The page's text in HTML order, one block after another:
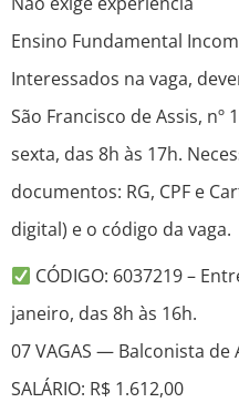
Ensino Fundamental
Interessados na vaga,
São Francisco de Assis, nº
sexta, das 8h às 17h.
documentos: RG, CPF e
digital) e o código da vaga.
CÓDIGO: 6037219 –
janeiro, das 8h às 16h.
07 VAGAS — Balconista de
SALÁRIO: R$ 1.612,00